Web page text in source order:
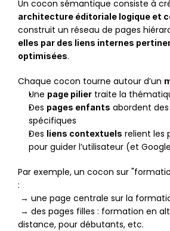
architecture éditoriale logique et
construit un réseau de pages
elles par des liens internes
optimisées.
Chaque cocon tourne autour d’un
Une page pilier traite la
Des pages enfants abordent
spécifiques
Des liens contextuels relient les
pour guider l’utilisateur (et
Par exemple, un cocon sur
:
→ une page centrale sur la
distance, pour débutants, etc.